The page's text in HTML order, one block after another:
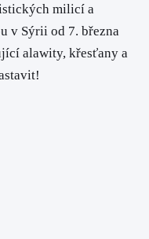
milicí a
v Sýrii od 7. března
alawity, křesťany a